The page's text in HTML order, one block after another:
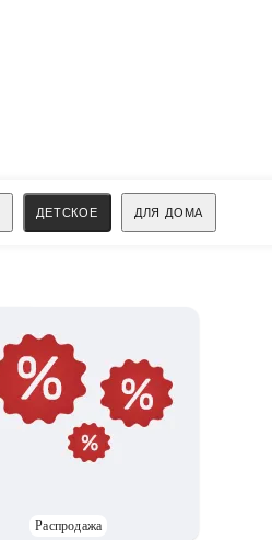
ДЕТСКОЕ ДЛЯ ДОМА
Распродажа